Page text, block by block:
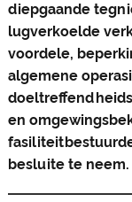
diepgaande
lugverkoelde
voordele,
algemene
en
besluite te neem.